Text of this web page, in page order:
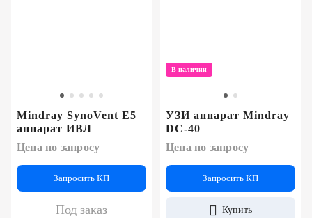
Mindray SynoVent E5
аппарат ИВЛ
Цена по запросу
Запросить КП
Под заказ
В наличии
УЗИ аппарат Mindray
DC-40
Цена по запросу
Запросить КП
Купить